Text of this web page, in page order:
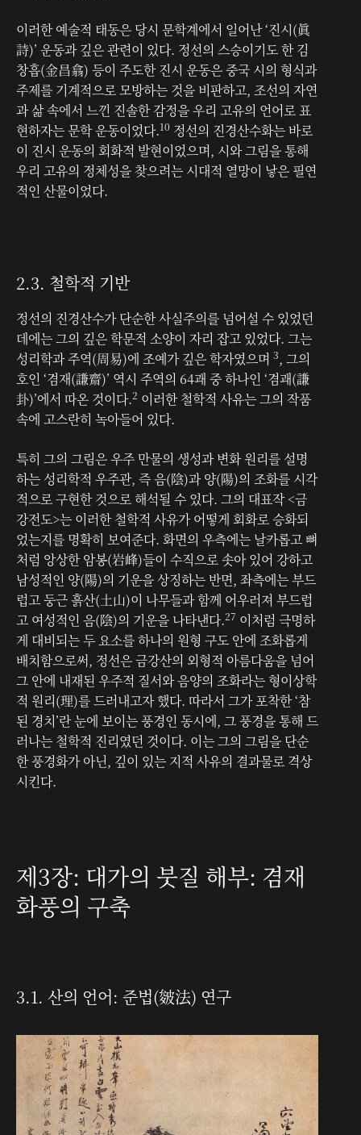
이러한 예술적 태동은 당시 문학계에서 일어난 ‘진시(眞
詩)’ 운동과 깊은 관련이 있다. 정선의 스승이기도 한 김
창흡(金昌翕) 등이 주도한 진시 운동은 중국 시의 형식과
주제를 기계적으로 모방하는 것을 비판하고, 조선의 자연
과 삶 속에서 느낀 진솔한 감정을 우리 고유의 언어로 표
현하자는 문학 운동이었다.10 정선의 진경산수화는 바로
이 진시 운동의 회화적 발현이었으며, 시와 그림을 통해
우리 고유의 정체성을 찾으려는 시대적 열망이 낳은 필연
적인 산물이었다.
2.3. 철학적 기반
정선의 진경산수가 단순한 사실주의를 넘어설 수 있었던
데에는 그의 깊은 학문적 소양이 자리 잡고 있었다. 그는
성리학과 주역(周易)에 조예가 깊은 학자였으며 3, 그의
호인 ‘겸재(謙齋)’ 역시 주역의 64괘 중 하나인 ‘겸괘(謙
卦)’에서 따온 것이다.2 이러한 철학적 사유는 그의 작품
속에 고스란히 녹아들어 있다.
특히 그의 그림은 우주 만물의 생성과 변화 원리를 설명
하는 성리학적 우주관, 즉 음(陰)과 양(陽)의 조화를 시각
적으로 구현한 것으로 해석될 수 있다. 그의 대표작 <금
강전도>는 이러한 철학적 사유가 어떻게 회화로 승화되
었는지를 명확히 보여준다. 화면의 우측에는 날카롭고 뼈
처럼 앙상한 암봉(岩峰)들이 수직으로 솟아 있어 강하고
남성적인 양(陽)의 기운을 상징하는 반면, 좌측에는 부드
럽고 둥근 흙산(土山)이 나무들과 함께 어우러져 부드럽
고 여성적인 음(陰)의 기운을 나타낸다.27 이처럼 극명하
게 대비되는 두 요소를 하나의 원형 구도 안에 조화롭게
배치함으로써, 정선은 금강산의 외형적 아름다움을 넘어
그 안에 내재된 우주적 질서와 음양의 조화라는 형이상학
적 원리(理)를 드러내고자 했다. 따라서 그가 포착한 ‘참
된 경치’란 눈에 보이는 풍경인 동시에, 그 풍경을 통해 드
러나는 철학적 진리였던 것이다. 이는 그의 그림을 단순
한 풍경화가 아닌, 깊이 있는 지적 사유의 결과물로 격상
시킨다.
제3장: 대가의 붓질 해부: 겸재
화풍의 구축
3.1. 산의 언어: 준법(皴法) 연구